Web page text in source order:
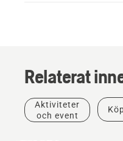
Relaterat
Aktiviteter
och event
Lösningar
Professionell